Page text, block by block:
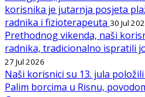
korisnika je jutarnja posjeta
radnika i fizioterapeuta 30 Jul
Prethodnog vikenda, naši
radnika, tradicionalno ispratili
27 Jul 2026
Naši korisnici su 13. jula
Palim borcima u Risnu,